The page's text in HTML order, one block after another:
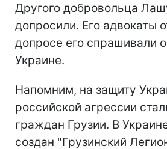
Другого добровольца
допросили. Его адвокаты
допросе его спрашивали
Украине.
Напомним, на защиту
российской агрессии
граждан Грузии. В
создан "Грузинский